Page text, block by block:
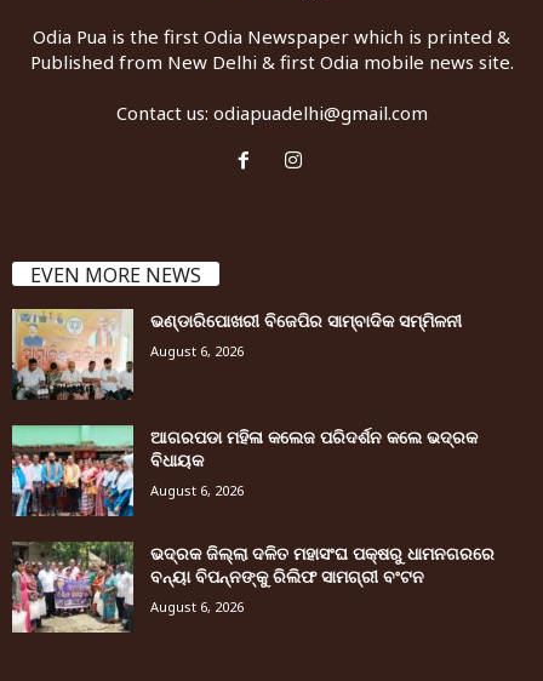
Odia Pua is the first Odia Newspaper which is printed &
Published from New Delhi & first Odia mobile news site.
Contact us: odiapuadelhi@gmail.com
EVEN MORE NEWS
ଭଣ୍ଡାରିପୋଖରୀ ବିଜେପିର ସାମ୍ବାଦିକ ସମ୍ମିଳନୀ
August 6, 2026
ଆଗରପଡା ମହିଳା କଲେଜ ପରିଦର୍ଶନ କଲେ ଭଦ୍ରକ
ବିଧାୟକ
August 6, 2026
ଭଦ୍ରକ ଜିଲ୍ଲା ଦଳିତ ମହାସଂଘ ପକ୍ଷରୁ ଧାମନଗରରେ
ବନ୍ୟା ବିପନ୍ନଙ୍କୁ ରିଲିଫ ସାମଗ୍ରୀ ବଂଟନ
August 6, 2026